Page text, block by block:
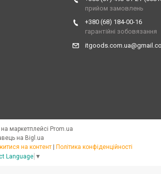
прийом замовлень
+380 (68) 184-00-16
гарантійні зобовязання
маркетплейсі Prom.ua
на Bigl.ua
на контент
Політика конфіденційності
Language ▼